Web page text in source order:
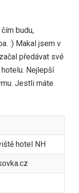
budu,
:) Makal jsem v
předávat své
Nejlepší
Jestli máte
hotel NH